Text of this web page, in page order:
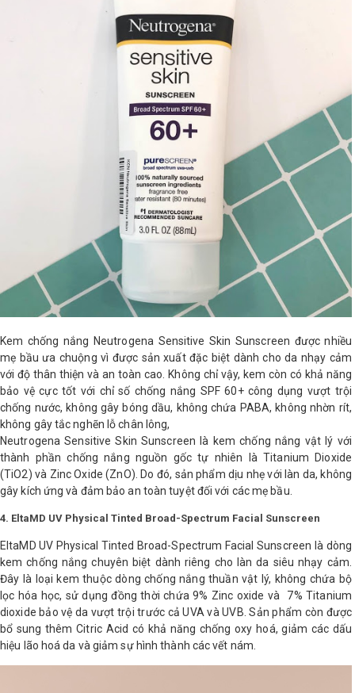
Kem chống nắng Neutrogena Sensitive Skin Sunscreen được nhiều
mẹ bầu ưa chuộng vì được sản xuất đặc biệt dành cho da nhạy cảm
với độ thân thiện và an toàn cao. Không chỉ vậy, kem còn có khả năng
bảo vệ cực tốt với chỉ số chống nắng SPF 60+ công dụng vượt trội
chống nước, không gây bóng dầu, không chứa PABA, không nhờn rít,
không gây tắc nghẽn lỗ chân lông,
Neutrogena Sensitive Skin Sunscreen là kem chống nắng vật lý với
thành phần chống nắng nguồn gốc tự nhiên là Titanium Dioxide
(TiO2) và Zinc Oxide (ZnO). Do đó, sản phẩm dịu nhẹ với làn da, không
gây kích ứng và đảm bảo an toàn tuyệt đối với các mẹ bầu.
4. EltaMD UV Physical Tinted Broad-Spectrum Facial Sunscreen
EltaMD UV Physical Tinted Broad-Spectrum Facial Sunscreen là dòng
kem chống nắng chuyên biệt dành riêng cho làn da siêu nhạy cảm.
Đây là loại kem thuộc dòng chống nắng thuần vật lý, không chứa bộ
lọc hóa học, sử dụng đồng thời chứa 9% Zinc oxide và 7% Titanium
dioxide bảo vệ da vượt trội trước cả UVA và UVB. Sản phẩm còn được
bổ sung thêm Citric Acid có khả năng chống oxy hoá, giảm các dấu
hiệu lão hoá da và giảm sự hình thành các vết nám.